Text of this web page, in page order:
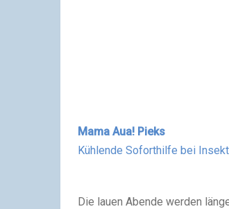
Mama Aua! Pieks
Kühlende Soforthilfe bei
Die lauen Abende werden